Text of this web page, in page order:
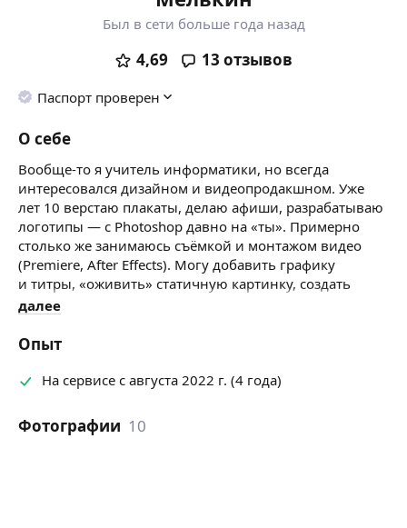
Был в сети больше года назад
4,69 13 отзывов
Паспорт проверен
О себе
Вообще-то я учитель информатики, но всегда
интересовался дизайном и видеопродакшном. Уже
лет 10 верстаю плакаты, делаю афиши, разрабатываю
логотипы — с Photoshop давно на «ты». Примерно
столько же занимаюсь съёмкой и монтажом видео
(Premiere, After Effects). Могу добавить графику
и титры, «оживить» статичную картинку, создать
заставку.
выполню с большой скидкой — для портфолио :)
далее
Опыт
На сервисе с августа 2022 г. (4 года)
Фотографии 10